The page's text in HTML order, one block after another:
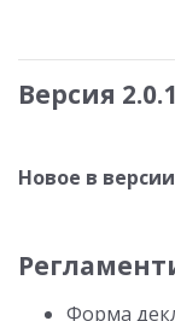
Версия
Новое в версии
Форма